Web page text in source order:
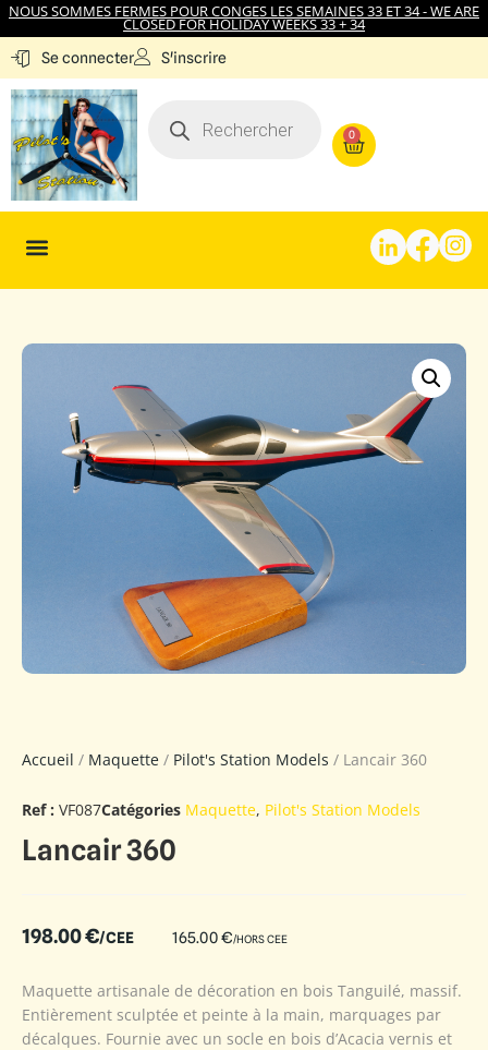
NOUS SOMMES FERMES POUR CONGES LES SEMAINES 33 ET 34 - WE ARE
CLOSED FOR HOLIDAY WEEKS 33 + 34
Se connecter S'inscrire
0
Accueil / Maquette / Pilot's Station Models / Lancair 360
Ref : VF087Catégories Maquette, Pilot's Station Models
Lancair 360
198.00€/CEE 165.00€/HORS CEE
Maquette artisanale de décoration en bois Tanguilé, massif.
Entièrement sculptée et peinte à la main, marquages par
décalques. Fournie avec un socle en bois d’Acacia vernis et